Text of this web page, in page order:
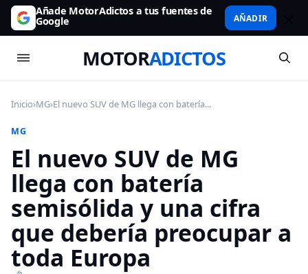
Añade MotorAdictos a tus fuentes de
Google AÑADIR
MOTORADICTOS
Inicio›MG›El nuevo SUV de MG llega con batería...
MG
El nuevo SUV de MG
llega con batería
semisólida y una cifra
que debería preocupar a
toda Europa